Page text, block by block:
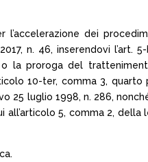
l’accelerazione dei
n. 46, inserendovi l’art.
la proroga del
10-ter, comma 3,
25 luglio 1998, n. 286,
5, comma 2, della